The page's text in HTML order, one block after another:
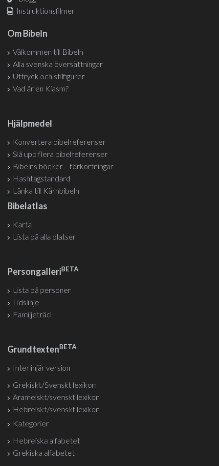
Instruktionsfilmer
Om Bibeln
Välkommen till Bibeln
Alla svenska översättningar
Uttryck och stilfigurer
Vad är en Kiasm?
Hjälpmedel
Konvertera bibelreferenser
Slå upp flera bibelreferenser
Bibelns böcker – förkortningar
Hashtagstandard
Länka till Kärnbibeln
Bibelatlas
Karta
Lista på alla platser
PersongalleriBETA
Lista på personer
Tidslinje
Familjeträd
GrundtextenBETA
Interlinjär version
Grekiskt/Svenskt lexikon
Arameiskt/svenskt lexikon
Hebreiskt/svenskt lexikon
Kategorier
Hebreiska alfabetet
Grekiska alfabetet